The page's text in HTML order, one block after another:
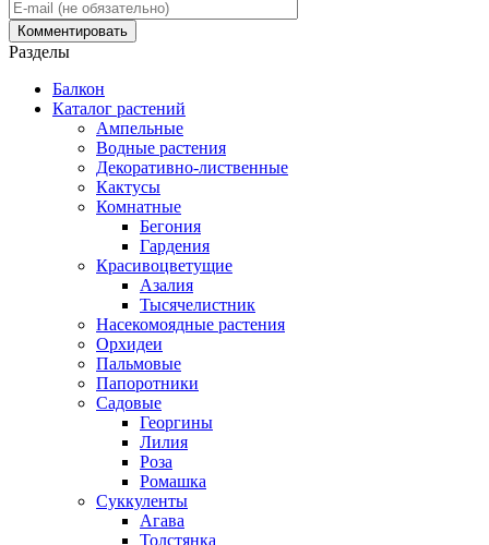
Разделы
Балкон
Каталог растений
Ампельные
Водные растения
Декоративно-лиственные
Кактусы
Комнатные
Бегония
Гардения
Красивоцветущие
Азалия
Тысячелистник
Насекомоядные растения
Орхидеи
Пальмовые
Папоротники
Садовые
Георгины
Лилия
Роза
Ромашка
Суккуленты
Агава
Толстянка